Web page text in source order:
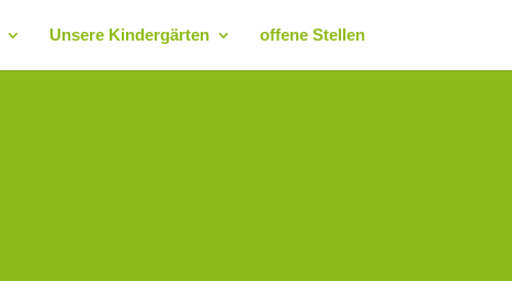
Unsere Kindergärten offene Stellen